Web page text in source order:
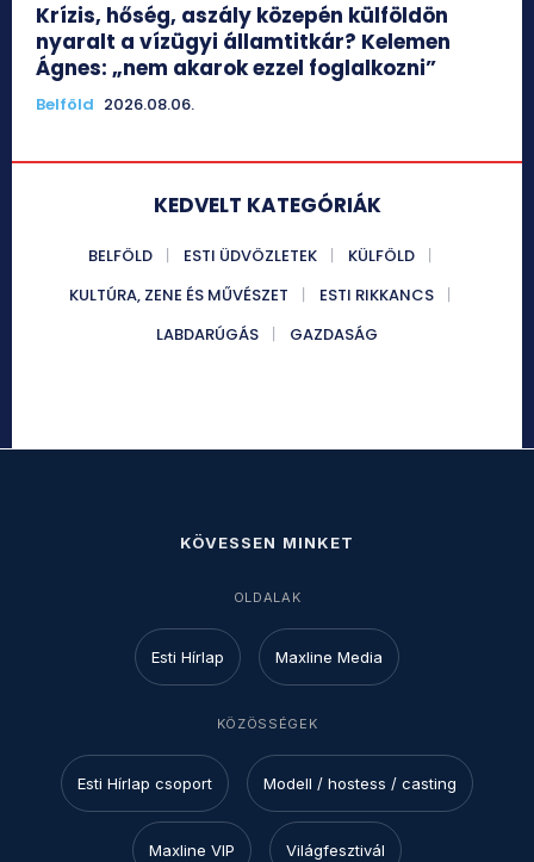
Krízis, hőség, aszály közepén külföldön
nyaralt a vízügyi államtitkár? Kelemen
Ágnes: „nem akarok ezzel foglalkozni”
Belföld 2026.08.06.
KEDVELT KATEGÓRIÁK
BELFÖLD ESTI ÜDVÖZLETEK
KÜLFÖLD
KULTÚRA, ZENE ÉS MŰVÉSZET
ESTI RIKKANCS
LABDARÚGÁS
GAZDASÁG
KÖVESSEN MINKET
OLDALAK
Esti Hírlap Maxline Media
KÖZÖSSÉGEK
Esti Hírlap csoport Modell / hostess / casting
Maxline VIP Világfesztivál